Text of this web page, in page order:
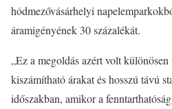
hódmezővásárhelyi
áramigényének 30 százalékát.
„Ez a megoldás azért volt
kiszámítható árakat és hosszú távú
időszakban, amikor a